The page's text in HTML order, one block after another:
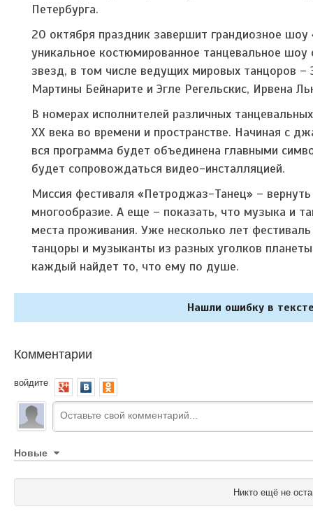
Петербурга.
20 октября праздник завершит грандиозное
уникальное костюмированное танцевальное
звезд, в том числе ведущих мировых танцоров
Мартины Бейнарите и Эгле Регельскис, Ирвена
В номерах исполнителей различных
ХХ века во времени и пространстве. Начиная с
вся программа будет объединена главными
будет сопровождаться видео-инсталляцией.
Миссия фестиваля «Петроджаз-Танец» –
многообразие. А еще – показать, что музыка и
места проживания. Уже несколько лет
танцоры и музыканты из разных уголков
каждый найдет то, что ему по душе.
Нашли ошибку в
Комментарии
войдите
Новые
Никто ещё не